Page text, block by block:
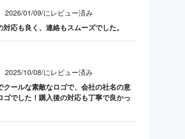
2026/01/09/にレビュー済み
応も良く、連絡もスムーズでした。
2025/10/08/にレビュー済み
クールな素敵なロゴで、会社の社名の意
ゴでした！購入後の対応も丁寧で良かっ